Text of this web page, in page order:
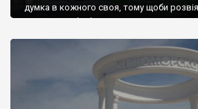
думка в кожного своя, тому щоби
запрошую відвідати це